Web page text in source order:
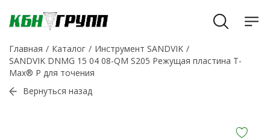
Главная Каталог
Инструмент SANDVIK
SANDVIK DNMG 15 04 08-QM S205 Режущая пластина T-
Max® P для точения
Вернуться назад